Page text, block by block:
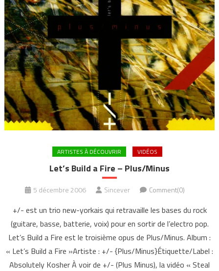
ARTISTES À DÉCOUVRIR VIDÉOS
Let’s Build a Fire – Plus/Minus
5 décembre 2006 Sincever Comment(0)
+/- est un trio new-yorkais qui retravaille les bases du rock
(guitare, basse, batterie, voix) pour en sortir de l’electro pop.
Let’s Build a Fire est le troisième opus de Plus/Minus. Album :
« Let’s Build a Fire »Artiste : +/- {Plus/Minus}Étiquette/Label :
Absolutely Kosher À voir de +/- (Plus Minus), la vidéo « Steal